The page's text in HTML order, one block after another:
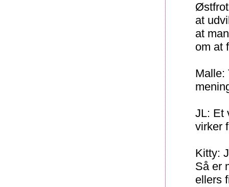
at
at
om at
Malle:
JL: Et
virker
Kitty:
Så er
ellers